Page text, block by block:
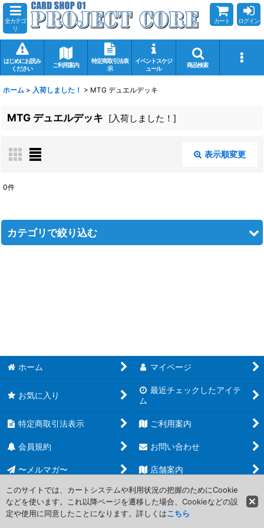
全カテゴ
リ
カート ログイン
はじめにお読み
ください
ご利用案内
特定商取引法表
示
イベントスケジ
ュール
商品検索
ホーム > 入荷しました！ > MTG デュエルデッキ
MTG デュエルデッキ [入荷しました！ ]
表示順変更
表示数:
0件
カテゴリで絞り込む
ニッサ vs オブ・ニクシリス
正しき者 vs 堕ちし者
エルズペス vs キオーラ
迅速 vs 狡知
ジェイス vs ヴラスカ
英雄 vs 怪物
ホーム マイページ
お気に入り
最近チェックしたアイテ
ム
特定商取引法表示 ご利用案内
会員規約 お問い合わせ
〜メルマガ〜 店舗案内
Copyright (C) 2006-2017 PROJECT CORE Corporation. All Rights
Reserved.
このサイトでは、カートシステムや利用状況の把握のためにCookie
などを使います。これ以降ページを遷移した場合、Cookieなどの設
定や使用に同意したことになります。詳しくはこちら